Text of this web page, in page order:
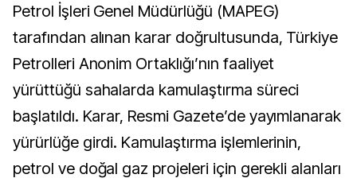
Petrol İşleri Genel Müdürlüğü (MAPEG)
tarafından alınan karar doğrultusunda, Türkiye
Petrolleri Anonim Ortaklığı’nın faaliyet
yürüttüğü sahalarda kamulaştırma süreci
başlatıldı. Karar, Resmi Gazete’de yayımlanarak
yürürlüğe girdi. Kamulaştırma işlemlerinin,
petrol ve doğal gaz projeleri için gerekli alanları